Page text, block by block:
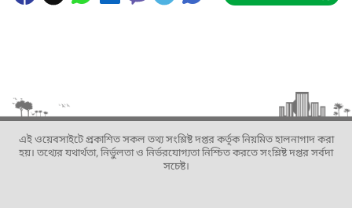
এই ওয়েবসাইটে প্রকাশিত সকল তথ্য সংশ্লিষ্ট দপ্তর কর্তৃক নিয়মিত হালনাগাদ করা
হয়। তথ্যের যথার্থতা, নির্ভুলতা ও নির্ভরযোগ্যতা নিশ্চিত করতে সংশ্লিষ্ট দপ্তর সর্বদা
সচেষ্ট।